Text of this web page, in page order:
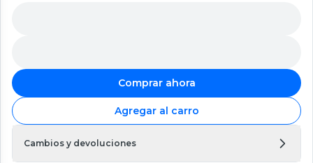
Comprar ahora
Agregar al carro
Cambios y devoluciones